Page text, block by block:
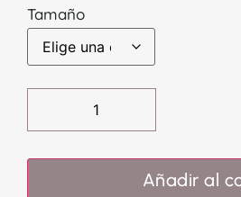
Tamaño
Añadir al